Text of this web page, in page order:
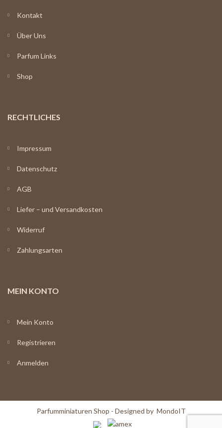
Kontakt
Über Uns
Parfum Links
Shop
RECHTLICHES
Impressum
Datenschutz
AGB
Liefer – und Versandkosten
Widerruf
Zahlungsarten
MEIN KONTO
Mein Konto
Registrieren
Anmelden
Parfumminiaturen Shop - Designed by MondoIT